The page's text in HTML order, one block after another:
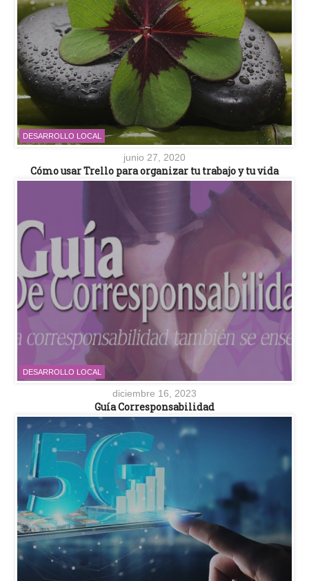
DESARROLLO LOCAL
junio 27, 2020
Cómo usar Trello para organizar tu trabajo y tu vida
DESARROLLO LOCAL
diciembre 16, 2023
Guía Corresponsabilidad